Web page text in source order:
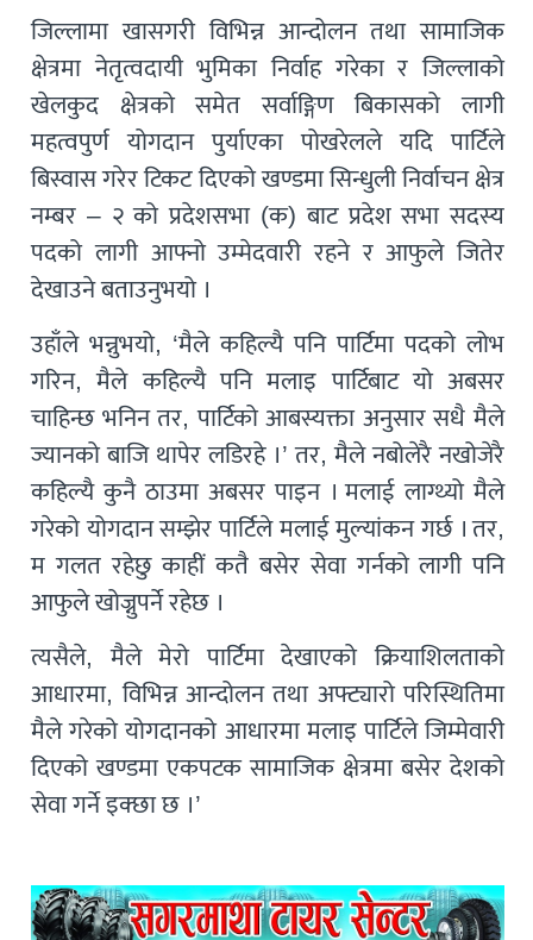
जिल्लामा खासगरी विभिन्न आन्दोलन तथा सामाजिक
क्षेत्रमा नेतृत्वदायी भुमिका निर्वाह गरेका र जिल्लाको
खेलकुद क्षेत्रको समेत सर्वाङ्गिण बिकासको लागी
महत्वपुर्ण योगदान पुर्याएका पोखरेलले यदि पार्टिले
बिस्वास गरेर टिकट दिएको खण्डमा सिन्धुली निर्वाचन क्षेत्र
नम्बर – २ को प्रदेशसभा (क) बाट प्रदेश सभा सदस्य
पदको लागी आफ्नो उम्मेदवारी रहने र आफुले जितेर
देखाउने बताउनुभयो ।
उहाँले भन्नुभयो, ‘मैले कहिल्यै पनि पार्टिमा पदको लोभ
गरिन, मैले कहिल्यै पनि मलाइ पार्टिबाट यो अबसर
चाहिन्छ भनिन तर, पार्टिको आबस्यक्ता अनुसार सधै मैले
ज्यानको बाजि थापेर लडिरहे ।’ तर, मैले नबोलेरै नखोजेरै
कहिल्यै कुनै ठाउमा अबसर पाइन । मलाई लाग्थ्यो मैले
गरेको योगदान सम्झेर पार्टिले मलाई मुल्यांकन गर्छ । तर,
म गलत रहेछु काहीं कतै बसेर सेवा गर्नको लागी पनि
आफुले खोज्नुपर्ने रहेछ ।
त्यसैले, मैले मेरो पार्टिमा देखाएको क्रियाशिलताको
आधारमा, विभिन्न आन्दोलन तथा अफ्ट्यारो परिस्थितिमा
मैले गरेको योगदानको आधारमा मलाइ पार्टिले जिम्मेवारी
दिएको खण्डमा एकपटक सामाजिक क्षेत्रमा बसेर देशको
सेवा गर्ने इक्छा छ ।’